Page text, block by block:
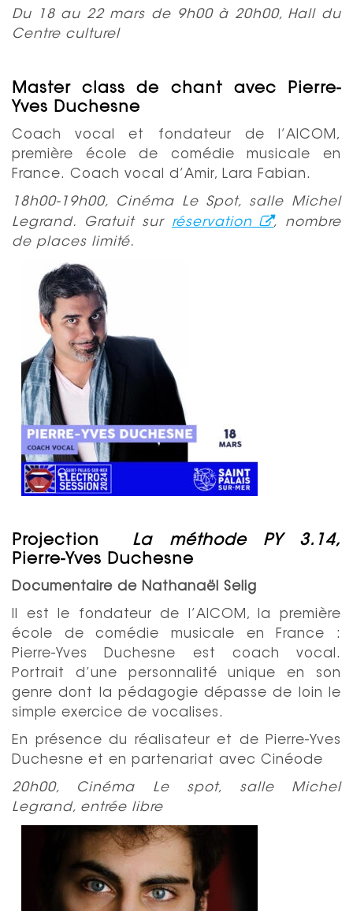
Du 18 au 22 mars de 9h00 à 20h00, Hall du
Centre culturel
Master class de chant avec Pierre-
Yves Duchesne
Coach vocal et fondateur de l’AICOM,
première école de comédie musicale en
France. Coach vocal d’Amir, Lara Fabian.
18h00-19h00, Cinéma Le Spot, salle Michel
Legrand. Gratuit sur réservation
, nombre
de places limité.
Projection
La méthode PY 3.14,
Pierre-Yves Duchesne
Documentaire de Nathanaël Selig
Il est le fondateur de l’AICOM, la première
école de comédie musicale en France :
Pierre-Yves Duchesne est coach vocal.
Portrait d’une personnalité unique en son
genre dont la pédagogie dépasse de loin le
simple exercice de vocalises.
En présence du réalisateur et de Pierre-Yves
Duchesne et en partenariat avec Cinéode
20h00, Cinéma Le spot, salle Michel
Legrand, entrée libre